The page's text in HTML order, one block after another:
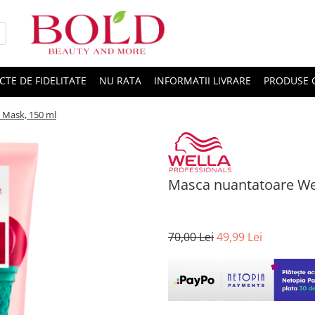
DE FIDELITATE NU RATA INFORMATII LIVRARE PRODUSE
150 ml
Masca nuantatoare
70,00 Lei49,99 Lei